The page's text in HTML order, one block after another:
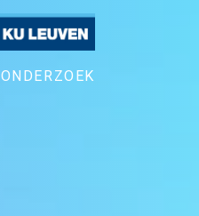
ONDERZOEK